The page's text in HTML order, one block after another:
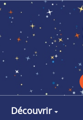
Aller au contenu
Découvrir